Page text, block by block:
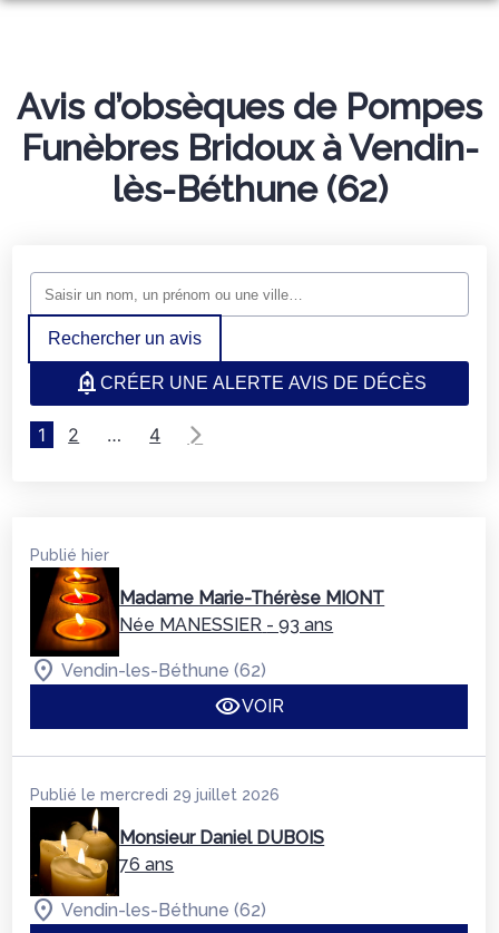
MONUMENTS FUNÉRAIRES
NOTRE AGENCE
CHAMBRE FUNÉRAIRE
ESPACES HOMMAGES
Avis d’obsèques de Pompes
Funèbres Bridoux à Vendin-
lès-Béthune (62)
Rechercher un avis
CRÉER UNE ALERTE AVIS DE DÉCÈS
1 2 … 4
Publié hier
Madame Marie-Thérèse MIONT
Née MANESSIER - 93 ans
Vendin-les-Béthune (62)
VOIR
Publié le mercredi 29 juillet 2026
Monsieur Daniel DUBOIS
76 ans
Vendin-les-Béthune (62)